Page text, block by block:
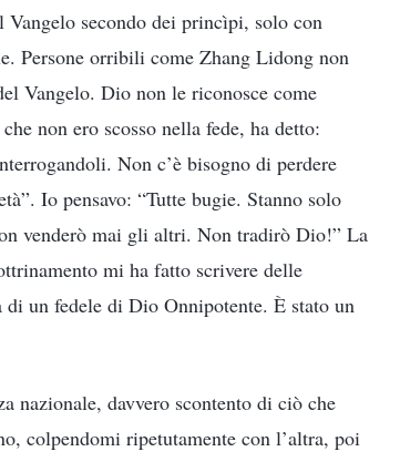
secondo dei princìpi, solo con
Persone orribili come Zhang Lidong non
Vangelo. Dio non le riconosce come
non ero scosso nella fede, ha detto:
Non c’è bisogno di perdere
Io pensavo: “Tutte bugie. Stanno solo
venderò mai gli altri. Non tradirò Dio!” La
mi ha fatto scrivere delle
un fedele di Dio Onnipotente. È stato un
nazionale, davvero scontento di ciò che
colpendomi ripetutamente con l’altra, poi